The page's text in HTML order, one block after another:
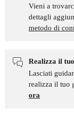
Vieni a
dettagli
metodo di
Realizza il
Lasciati
realizza il tuo
ora